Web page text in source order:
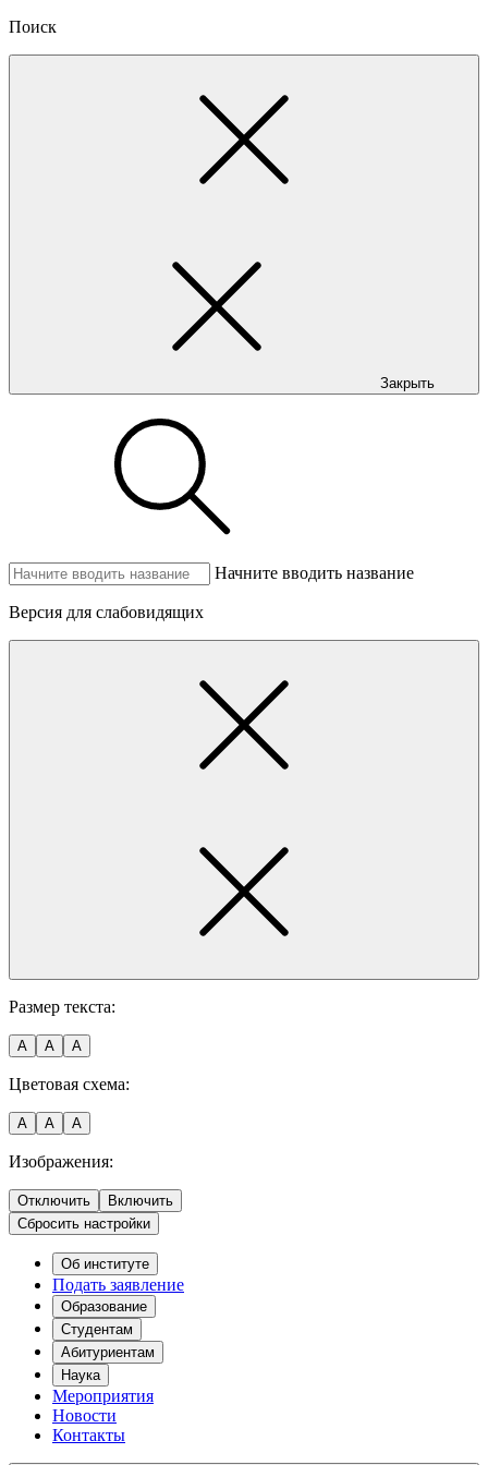
Поиск
Закрыть
Начните вводить название
Версия для слабовидящих
Размер текста:
A A A
Цветовая схема:
A A A
Изображения:
Отключить
Включить
Сбросить настройки
Об институте
Подать заявление
Образование
Студентам
Абитуриентам
Наука
Мероприятия
Новости
Контакты